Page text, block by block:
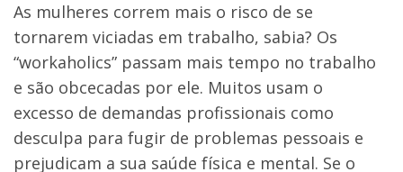
As mulheres correm mais o risco de se
tornarem viciadas em trabalho, sabia? Os
“workaholics” passam mais tempo no trabalho
e são obcecadas por ele. Muitos usam o
excesso de demandas profissionais como
desculpa para fugir de problemas pessoais e
prejudicam a sua saúde física e mental. Se o